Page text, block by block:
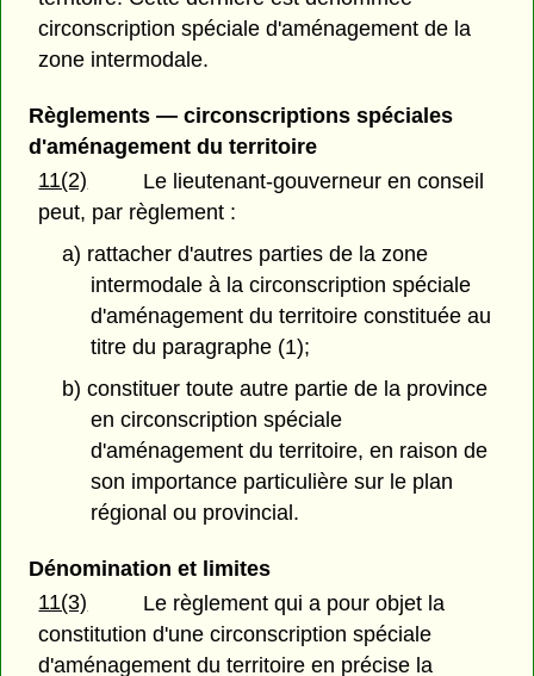
circonscription spéciale d'aménagement de la
zone intermodale.
Règlements — circonscriptions spéciales
d'aménagement du territoire
11(2)
Le lieutenant-gouverneur en conseil
peut, par règlement :
a) rattacher d'autres parties de la zone
intermodale à la circonscription spéciale
d'aménagement du territoire constituée au
titre du paragraphe (1);
b) constituer toute autre partie de la province
en circonscription spéciale
d'aménagement du territoire, en raison de
son importance particulière sur le plan
régional ou provincial.
Dénomination et limites
11(3)
Le règlement qui a pour objet la
constitution d'une circonscription spéciale
d'aménagement du territoire en précise la